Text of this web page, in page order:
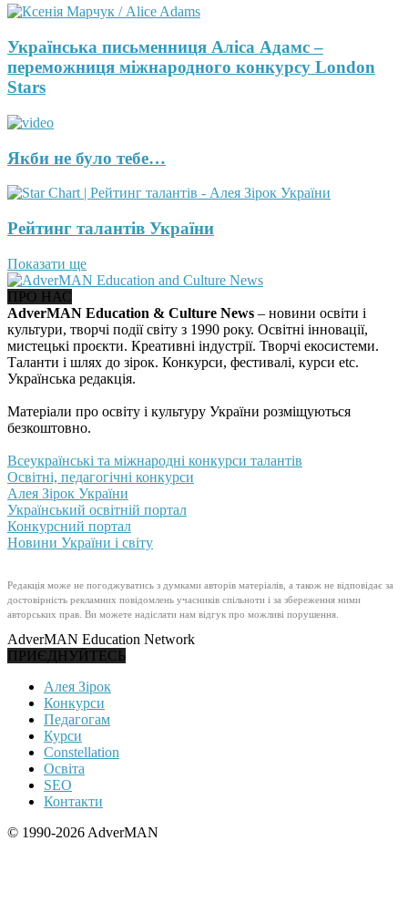
Українська письменниця Аліса Адамс –
переможниця міжнародного конкурсу London
Stars
Якби не було тебе…
Рейтинг талантів України
Показати ще
ПРО НАС
AdverMAN Education & Culture News – новини освіти і
культури, творчі події світу з 1990 року. Освітні інновації,
мистецькі проєкти. Креативні індустрії. Творчі екосистеми.
Таланти і шлях до зірок. Конкурси, фестивалі, курси etc.
Українська редакція.
Матеріали про освіту і культуру України розміщуються
безкоштовно.
Всеукраїнські та міжнародні конкурси талантів
Освітні, педагогічні конкурси
Алея Зірок України
Український освітній портал
Конкурсний портал
Новини України і світу
Редакція може не погоджуватись з думками авторів матеріалів, а також не відповідає за
достовірність рекламних повідомлень учасників спільноти і за збереження ними
авторських прав. Ви можете надіслати нам відгук про можливі порушення.
AdverMAN Education Network
ПРИЄДНУЙТЕСЬ
Алея Зірок
Конкурси
Педагогам
Курси
Constellation
Освіта
SEO
Контакти
© 1990-2026 AdverMAN